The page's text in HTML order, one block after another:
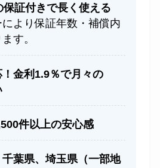
保証付きで長く使える
より保証年数・補償内
す。
！金利1.9％で月々の
件以上の安心感
葉県、埼玉県（一部地